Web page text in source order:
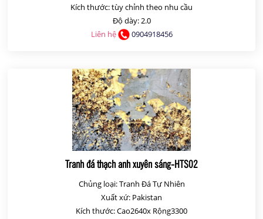
Kích thước: tùy chỉnh theo nhu cầu
Độ dày: 2.0
Liên hệ
0904918456
Tranh đá thạch anh xuyên sáng-HTS02
Chủng loại: Tranh Đá Tự Nhiên
Xuất xứ: Pakistan
Kích thước: Cao2640x Rộng3300